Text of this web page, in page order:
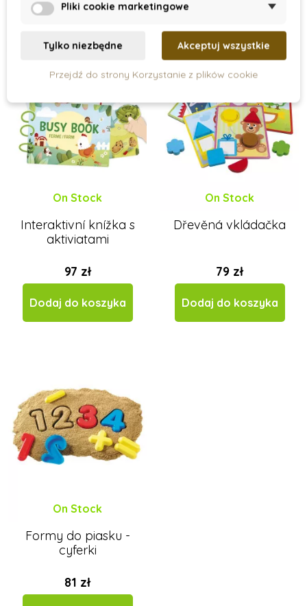
Nowość
On Stock
Interaktivní knížka s
aktiviatami
97 zł
Dodaj do koszyka
Nowość
On Stock
Dřevěná vkládačka
79 zł
Dodaj do koszyka
On Stock
Formy do piasku -
cyferki
81 zł
Pliki cookie marketingowe
Tylko niezbędne Akceptuj wszystkie
Przejdź do strony Korzystanie z plików cookie